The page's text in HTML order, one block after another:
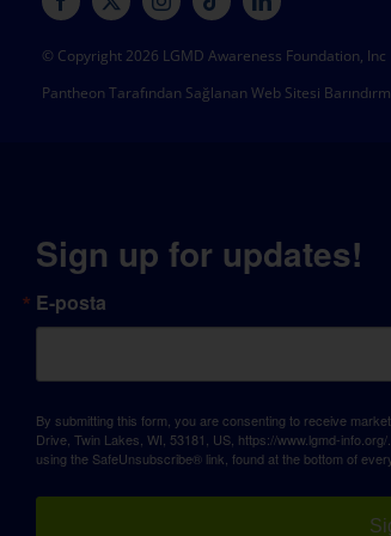
© Copyright 2026 LGMD Awareness Foundation, Inc
Pantheon Tarafından Sağlanan Web Sitesi
Sign up for updates!
E-posta
By submitting this form, you are consenting to receive
Drive, Twin Lakes, WI, 53181, US, https://www.lgmd-
using the SafeUnsubscribe® link, found at the bottom of